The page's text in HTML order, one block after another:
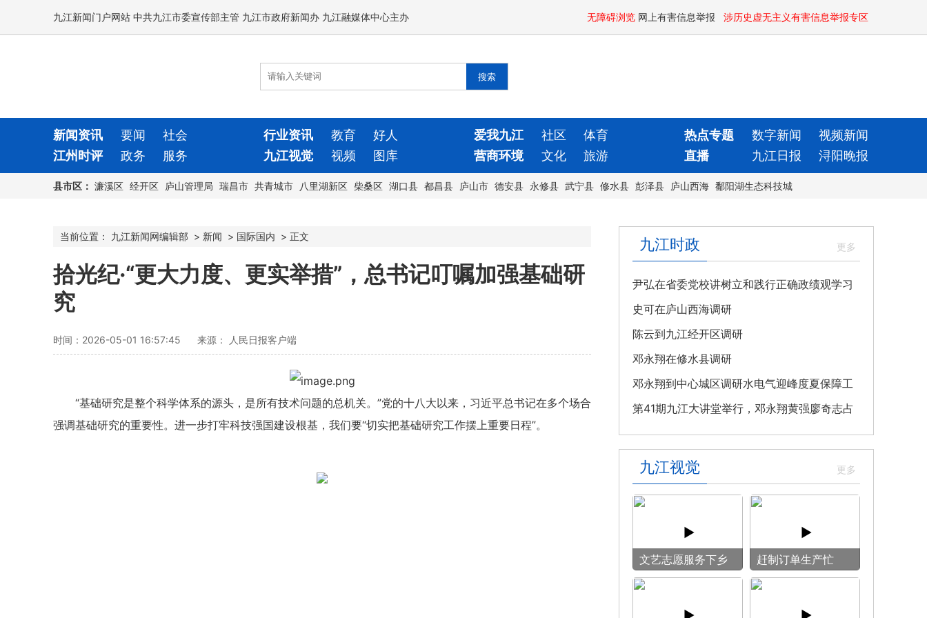
九江新闻门户网站 中共九江市委宣传部主管 九江市政府新闻办 九江融媒体中心主办 无障碍浏览 网上有害信息举报 涉历史虚无主义有害信息举报专区
新闻资讯 要闻 社会 行业资讯 教育 好人 爱我九江 社区 体育 热点专题 数字新闻
视频新闻
江州时评
政务 服务 九江视觉 视频 图库 营商环境 文化 旅游 直播 九江日报 浔阳晚报
县市区： 濂溪区 经开区 庐山管理局 瑞昌市 共青城市 八里湖新区 柴桑区 湖口县 都昌县 庐山市 德安县 永修县 武宁县 修水县 彭泽县 庐山西海 鄱阳湖生态科技城
当前位置： 九江新闻网编辑部 > 新闻 > 国际国内 > 正文
拾光纪·“更大力度、更实举措”，总书记叮嘱加强基础研
究
时间：2026-05-01 16:57:45 来源： 人民日报客户端
“基础研究是整个科学体系的源头，是所有技术问题的总机关。”党的十八大以来，习近平总书记在多个场合
强调基础研究的重要性。进一步打牢科技强国建设根基，我们要“切实把基础研究工作摆上重要日程”。
九江时政
尹弘在省委党校讲树立和践行正确政绩观学习
教育专题党课
史可在庐山西海调研
陈云到九江经开区调研
邓永翔在修水县调研
邓永翔到中心城区调研水电气迎峰度夏保障工
作
第41期九江大讲堂举行，邓永翔黄强廖奇志占
勇出席
九江视觉
文艺志愿服务下乡
用镜头记录乡村笑
赶制订单生产忙